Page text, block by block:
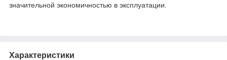
значительной экономичностью в эксплуатации.
Характеристики